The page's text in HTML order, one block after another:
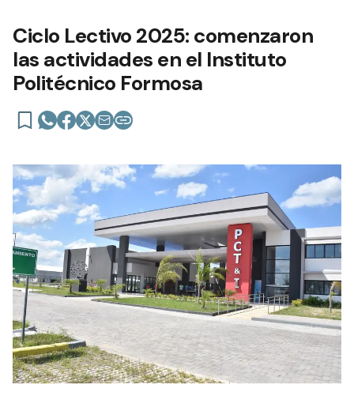
Ciclo Lectivo 2025: comenzaron
las actividades en el Instituto
Politécnico Formosa